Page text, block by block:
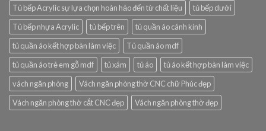
Tủ bếp Acrylic sự lựa chọn hoàn hảo đến từ chất liệu
tủ bếp dưới
Tủ bếp nhựa Acrylic
tủ bếp trên
tủ quần áo cánh kính
tủ quần áo kết hợp bàn làm việc
Tủ quần áo mdf
tủ quần áo trẻ em gỗ mdf
tủ xám tủ áo
tủ áo kết hợp bàn làm việc
vách ngăn phòng
Vách ngăn phòng thờ CNC chữ Phúc đẹp
Vách ngăn phòng thờ cắt CNC đẹp
Vách ngăn phòng thờ đẹp